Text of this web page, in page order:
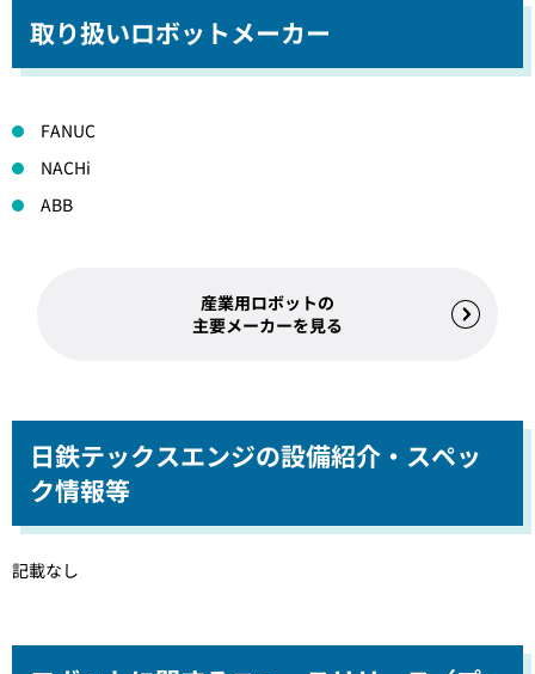
取り扱いロボットメーカー
FANUC
NACHi
ABB
産業用ロボットの
主要メーカーを見る
日鉄テックスエンジの設備紹介・スペッ
ク情報等
記載なし